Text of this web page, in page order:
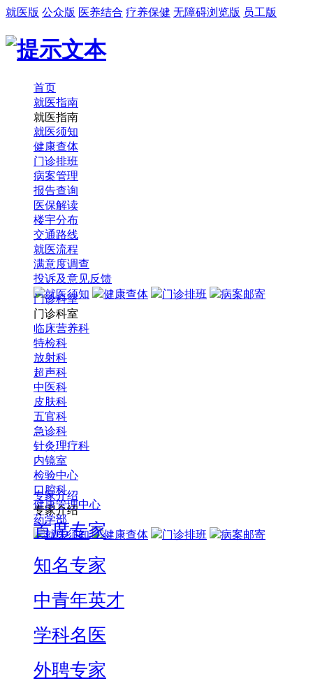
就医版 公众版 医养结合 疗养保健 无障碍浏览版 员工版
首页
就医指南
就医指南
就医须知
健康查体
门诊排班
病案管理
报告查询
医保解读
楼宇分布
交通路线
就医流程
满意度调查
投诉及意见反馈
就医须知
健康查体 门诊排班 病案邮寄
门诊科室
门诊科室
临床营养科
特检科
放射科
超声科
中医科
皮肤科
五官科
急诊科
针灸理疗科
内镜室
检验中心
口腔科
健康管理中心
药学部
就医须知
健康查体 门诊排班 病案邮寄
专家介绍
专家介绍
首席专家
知名专家
中青年英才
学科名医
外聘专家